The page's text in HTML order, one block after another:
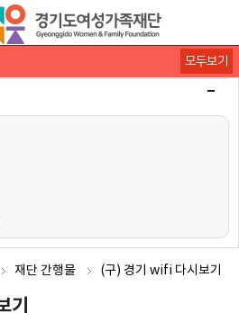
모두보기
재단 간행물 (구) 경기 wifi 다시보기
기